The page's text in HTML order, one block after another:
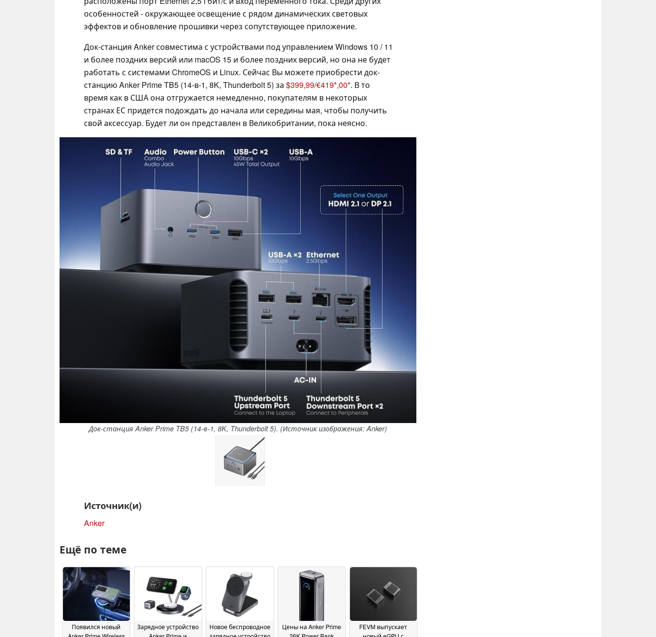
особенностей - окружающее освещение с рядом динамических световых
эффектов и обновление прошивки через сопутствующее приложение.
Док-станция Anker совместима с устройствами под управлением Windows 10 / 11
и более поздних версий или macOS 15 и более поздних версий, но она не будет
работать с системами ChromeOS и Linux. Сейчас Вы можете приобрести док-
станцию Anker Prime TB5 (14-в-1, 8K, Thunderbolt 5) за $399,99/€419 ,00 . В то
время как в США она отгружается немедленно, покупателям в некоторых
странах ЕС придется подождать до начала или середины мая, чтобы получить
свой аксессуар. Будет ли он представлен в Великобритании, пока неясно.
Док-станция Anker Prime TB5 (14-в-1, 8K, Thunderbolt 5). (Источник изображения: Anker)
Источник(и)
Anker
Ещё по теме
Появился новый
Зарядное устройство
Новое беспроводное
Цены на Anker Prime
FEVM выпускает